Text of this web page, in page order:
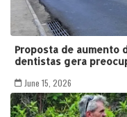
Proposta de aumento
dentistas gera
June 15, 2026